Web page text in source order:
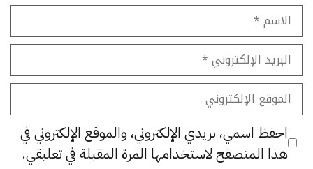
الاسم
البريد
الإلكتروني
الموقع
الإلكتروني
احفظ اسمي، بريدي الإلكتروني، والموقع الإلكتروني في
هذا المتصفح لاستخدامها المرة المقبلة في تعليقي.